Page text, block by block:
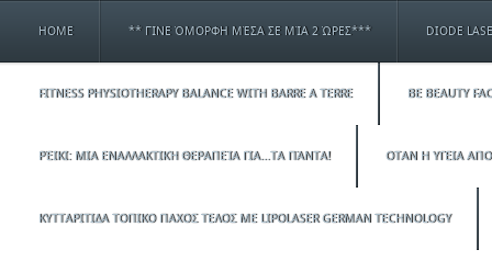
HOME ** ΓΊΝΕ ΌΜΟΡΦΗ ΜΈΣΑ ΣΕ ΜΊΑ 2 ΏΡΕΣ*** DIODE
FITNESS PHYSIOTHERAPY BALANCE WITH BARRE A TERRE BE BEAUTY
ΡΈΙΚΙ: ΜΙΑ ΕΝΑΛΛΑΚΤΙΚΉ ΘΕΡΑΠΕΊΑ ΓΙΑ…ΤΑ ΠΆΝΤΑ! ΟΤΑΝ Η ΥΓΕΙΑ
ΚΥΤΤΑΡΙΤΙΔΑ ΤΟΠΙΚΟ ΠΑΧΟΣ ΤΕΛΟΣ ΜΕ LIPOLASER GERMAN TECHNOLOGY